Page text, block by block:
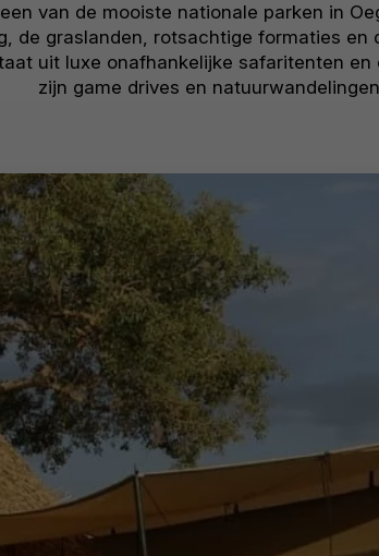
van de mooiste nationale parken in
de graslanden, rotsachtige formaties
uit luxe onafhankelijke safaritenten
zijn game drives en